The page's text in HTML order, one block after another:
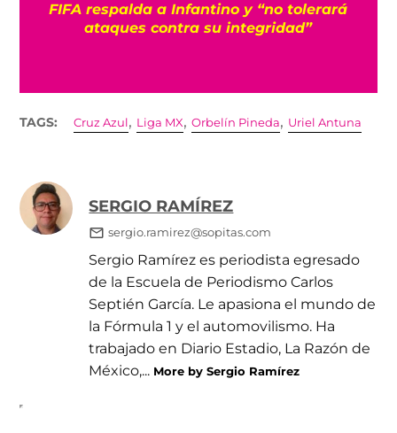
FIFA respalda a Infantino y “no tolerará
ataques contra su integridad”
TAGS: Cruz Azul, Liga MX,Orbelín Pineda, Uriel Antuna
SERGIO RAMÍREZ
sergio.ramirez@sopitas.com
Sergio Ramírez es periodista egresado
de la Escuela de Periodismo Carlos
Septién García. Le apasiona el mundo de
la Fórmula 1 y el automovilismo. Ha
trabajado en Diario Estadio, La Razón de
México,... More by Sergio Ramírez